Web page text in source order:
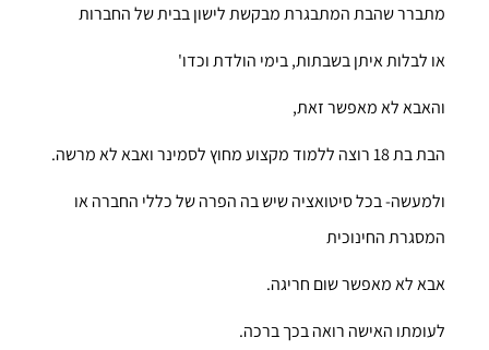
מתברר שהבת המתבגרת מבקשת לישון בבית של החברות
או לבלות איתן בשבתות, בימי הולדת וכדו'
והאבא לא מאפשר זאת,
הבת בת 18 רוצה ללמוד מקצוע מחוץ לסמינר ואבא לא מרשה.
ולמעשה- בכל סיטואציה שיש בה הפרה של כללי החברה או
המסגרת החינוכית
אבא לא מאפשר שום חריגה.
לעומתו האישה רואה בכך ברכה.